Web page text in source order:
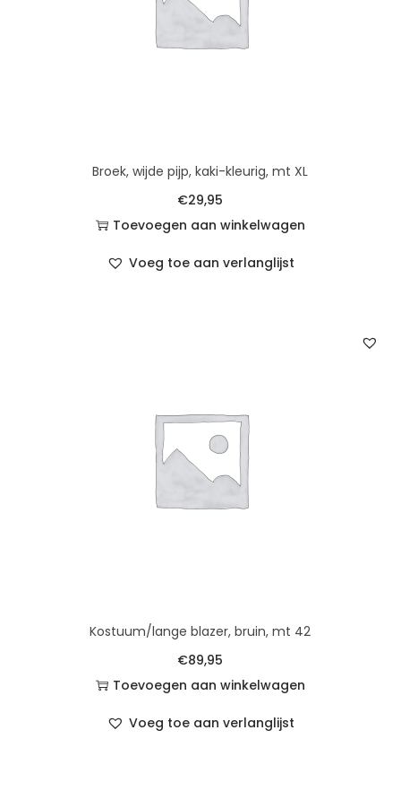
Broek, wijde pijp, kaki-kleurig, mt XL
€29,95
Toevoegen aan winkelwagen
Voeg toe aan verlanglijst
Kostuum/lange blazer, bruin, mt 42
€89,95
Toevoegen aan winkelwagen
Voeg toe aan verlanglijst